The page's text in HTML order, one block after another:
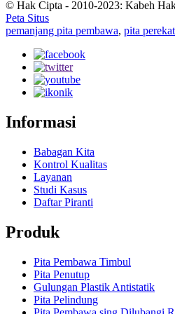
© Hak Cipta - 2010-2023: Kabeh
Peta Situs
pemanjang pita pembawa, pita perekat
Informasi
Babagan Kita
Kontrol Kualitas
Layanan
Studi Kasus
Daftar Piranti
Produk
Pita Pembawa Timbul
Pita Penutup
Gulungan Plastik Antistatik
Pita Pelindung